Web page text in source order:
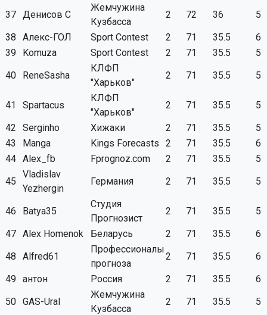
37 Денисов С
Жемчужина
Кузбасса
2 72 36
5
38
Алекс-ГОЛ Sport Contest 2 71 35.5
6
39
Komuza Sport Contest 2 71 35.5
5
40
ReneSasha
КЛФП
"Харьков"
2 71 35.5 5
41 Spartacus
КЛФП
"Харьков"
2 71 35.5
5
42
Serginho Хижаки 2 71 35.5
5
43
Manga Kings Forecasts 2 71 35.5
6
44 Alex_fb Fprognoz.com 2 71 35.5
5
45
Vladislav
Yezhergin
Германия 2 71 35.5 5
46 Batya35
Студия
Прогнозист
2 71 35.5
5
47 Alex Homenok Беларусь 2 71 35.5
6
48
Alfred61
Профессионалы
прогноза
2 71 35.5
6
49 антон Россия 2 71 35.5
6
50 GAS-Ural
Жемчужина
Кузбасса
2 71 35.5 5